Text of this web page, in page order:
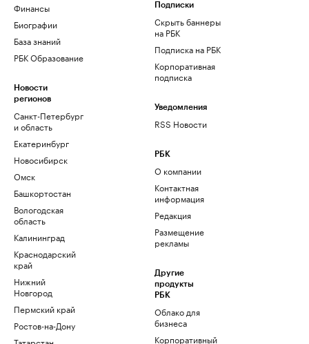
Финансы
Биографии
База знаний
РБК Образование
Новости
регионов
Санкт-Петербург
и область
Екатеринбург
Новосибирск
Омск
Башкортостан
Вологодская
область
Калининград
Краснодарский
край
Нижний
Новгород
Пермский край
Ростов-на-Дону
Подписки
Скрыть баннеры
на РБК
Подписка на РБК
Корпоративная
подписка
Уведомления
RSS Новости
РБК
О компании
Контактная
информация
Редакция
Размещение
рекламы
Другие
продукты
РБК
Облако для
бизнеса
Корпоративный